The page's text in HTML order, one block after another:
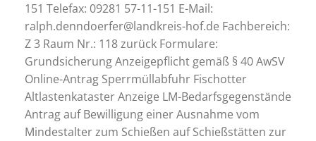
151 Telefax: 09281 57-11-151 E-Mail:
ralph.denndoerfer@landkreis-hof.de Fachbereich:
Z 3 Raum Nr.: 118 zurück Formulare:
Grundsicherung Anzeigepflicht gemäß § 40 AwSV
Online-Antrag Sperrmüllabfuhr Fischotter
Altlastenkataster Anzeige LM-Bedarfsgegenstände
Antrag auf Bewilligung einer Ausnahme vom
Mindestalter zum Schießen auf Schießstätten zur